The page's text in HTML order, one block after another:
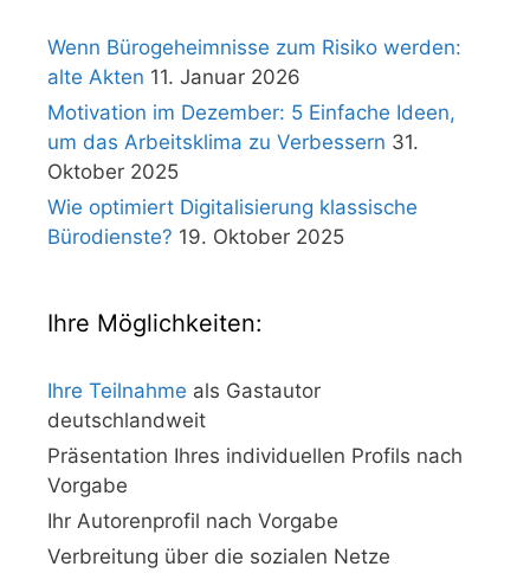
Wenn Bürogeheimnisse zum Risiko werden:
alte Akten 11. Januar 2026
Motivation im Dezember: 5 Einfache Ideen,
um das Arbeitsklima zu Verbessern 31.
Oktober 2025
Wie optimiert Digitalisierung klassische
Bürodienste? 19. Oktober 2025
Ihre Möglichkeiten:
Ihre Teilnahme als Gastautor
deutschlandweit
Präsentation Ihres individuellen Profils nach
Vorgabe
Ihr Autorenprofil nach Vorgabe
Verbreitung über die sozialen Netze